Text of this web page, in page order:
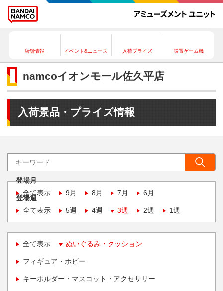
店舗情報 イベント&ニュース 入荷プライズ 設置ゲーム機
namcoイオンモール佐久平店
入荷景品・プライズ情報
登場月
全て表示
9月 8月 7月 6月
登場週
全て表示
5週 4週 3週 2週 1週
全て表示 ぬいぐるみ・クッション
フィギュア・ホビー
キーホルダー・マスコット・アクセサリー